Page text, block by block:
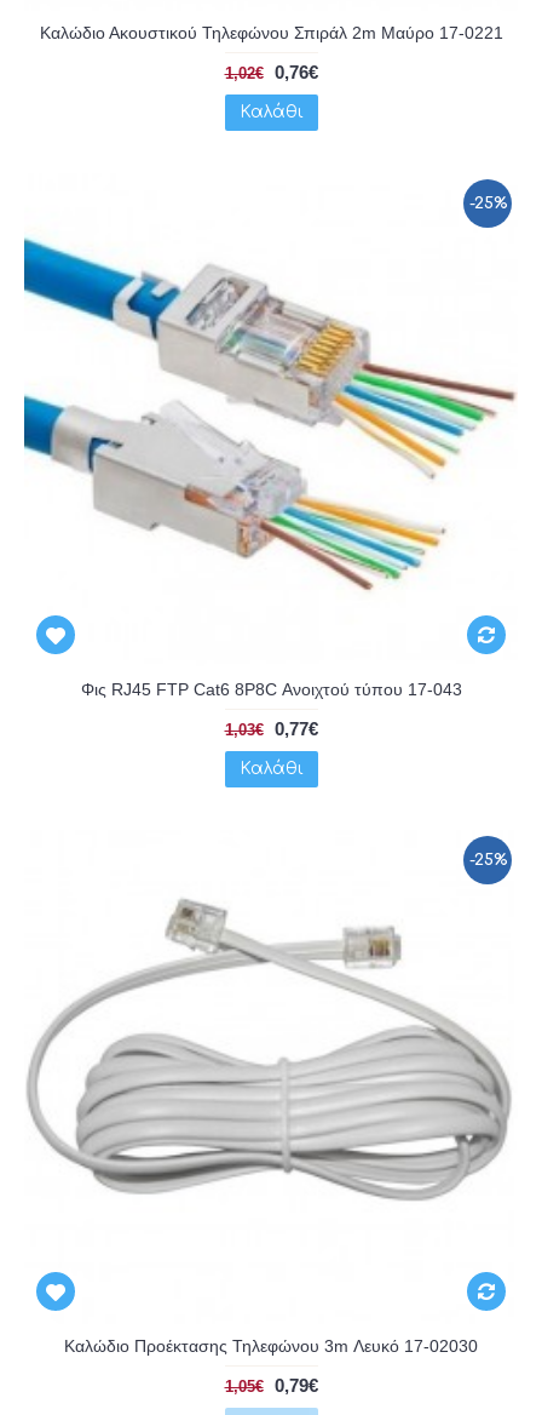
Καλώδιο Ακουστικού Τηλεφώνου Σπιράλ 2m Μαύρο 17-0221
1,02€ 0,76€
Καλάθι
-25%
Φις RJ45 FTP Cat6 8P8C Ανοιχτού τύπου 17-043
1,03€ 0,77€
Καλάθι
-25%
Καλώδιο Προέκτασης Τηλεφώνου 3m Λευκό 17-02030
1,05€ 0,79€